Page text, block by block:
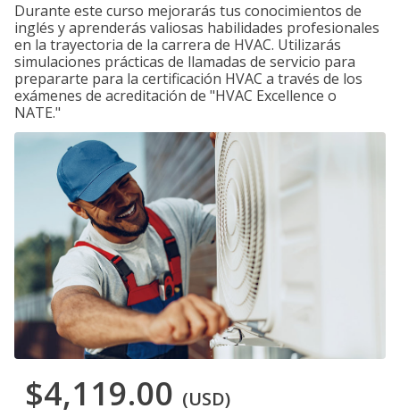
Durante este curso mejorarás tus conocimientos de
inglés y aprenderás valiosas habilidades profesionales
en la trayectoria de la carrera de HVAC. Utilizarás
simulaciones prácticas de llamadas de servicio para
prepararte para la certificación HVAC a través de los
exámenes de acreditación de "HVAC Excellence o
NATE."
$4,119.00 (USD)